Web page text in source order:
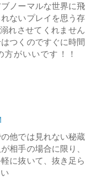
ノーマルな世界に飛
ないプレイを思う存
れさせてくれません
つくのですぐに時間
方がいいです！！
他では見れない秘蔵
相手の場合に限り、
に抜いて、抜き足ら